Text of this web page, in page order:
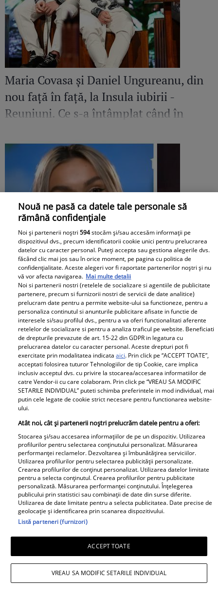
Maria Covasa și Daniel Ungureanu, din
nou față în față, la Insula iubirii -
Reuniuni. Ce s-a întâmplat când în
concurent
Ella Vișan și Teo Costache, reuniune la
„Insula Iubirii”. Cum a reacționat fosta
concurentă când l-a văzut
Nouă ne pasă ca datele tale personale să
rămână confidențiale
Noi și partenerii noștri594stocăm și/sau accesăm informații pe
dispozitivul dvs., precum identificatorii cookie unici pentru prelucrarea
datelor cu caracter personal. Puteți accepta sau gestiona alegerile dvs.
făcând clic mai jos sau în orice moment, pe pagina cu politica de
confidențialitate. Aceste alegeri vor fi raportate partenerilor noștri și nu
vă vor afecta navigarea. Mai multe detalii
Noi si partenerii nostri (retelele de socializare si agentiile de publicitate
partenere, precum si furnizorii nostri de servicii de date analitice)
prelucram date pentru a permite website-ului sa functioneze, pentru a
personaliza continutul si anunturile publicitare afisate in functie de
interesele si/sau profilul dvs., pentru a va oferi functionalitati aferente
retelelor de socializare si pentru a analiza traficul pe website. Beneficiati
de drepturile prevazute de art. 15-22 din GDPR in legatura cu
prelucrarea datelor cu caracter personal. Aceste drepturi pot fi
exercitate prin modalitatea indicataaici. Prin click pe “ACCEPT TOATE”,
acceptati folosirea tuturor Tehnologiilor de tip Cookie, care implica
inclusiv acceptul dvs. cu privire la stocarea/accesarea informatiilor de
catre Vendor-ii cu care colaboram. Prin click pe “VREAU SA MODIFIC
SETARILE INDIVIDUAL” puteti schimba preferintele in mod individual, mai
putin cele legate de cookie strict necesare pentru functionarea website-
ului.
Atât noi, cât și partenerii noștri prelucrăm datele pentru a oferi:
Stocarea și/sau accesarea informațiilor de pe un dispozitiv. Utilizarea
profilurilor pentru selectarea conținutului personalizat. Măsurarea
performanței reclamelor. Dezvoltarea și îmbunătățirea serviciilor.
Utilizarea profilurilor pentru selectarea publicității personalizate.
Crearea profilurilor de conținut personalizat. Utilizarea datelor limitate
pentru a selecta conținutul. Crearea profilurilor pentru publicitate
personalizată. Măsurarea performanței conținutului. Înțelegerea
publicului prin statistici sau combinații de date din surse diferite.
Utilizarea de date limitate pentru a selecta publicitatea. Date precise de
geolocație și identificarea prin scanarea dispozitivului.
Listă parteneri (furnizori)
ACCEPT TOATE
VREAU SA MODIFIC SETARILE INDIVIDUAL